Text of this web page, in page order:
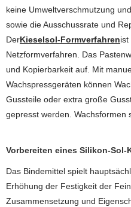
keine Umweltverschmutzung
sowie die Ausschussrate und
DerKieselsol-Formverfahrenist
Netzformverfahren. Das
und Kopierbarkeit auf. Mit
Wachspressgeräten können
Gussteile oder extra große
gepresst werden. Wachsformen
Vorbereiten eines Silikon-Sol-
Das Bindemittel spielt
Erhöhung der Festigkeit der
Zusammensetzung und